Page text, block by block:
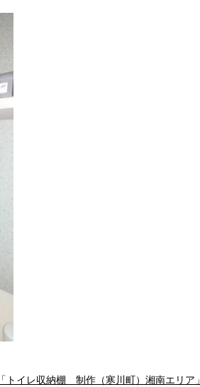
トイレ収納棚 制作（寒川町）湘南エリア」